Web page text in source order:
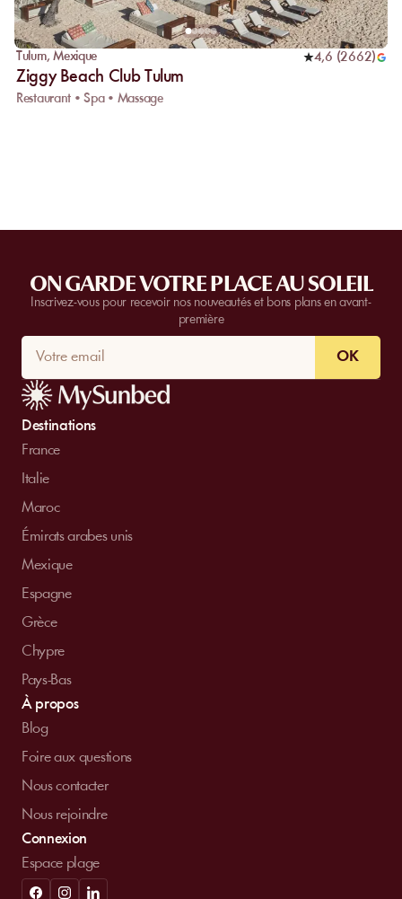
Tulum,Mexique 4,6 (2662)
Ziggy Beach Club Tulum
Restaurant • Spa • Massage
ON GARDE VOTRE PLACE AU SOLEIL
Inscrivez-vous pour recevoir nos nouveautés et bons plans en avant-
première
OK
Destinations
France
Italie
Maroc
Émirats arabes unis
Mexique
Espagne
Grèce
Chypre
Pays-Bas
À propos
Blog
Foire aux questions
Nous contacter
Nous rejoindre
Connexion
Espace plage